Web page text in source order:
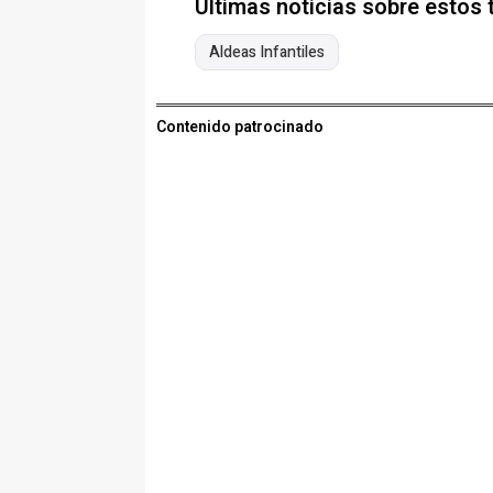
Últimas noticias sobre estos
Aldeas Infantiles
Contenido patrocinado